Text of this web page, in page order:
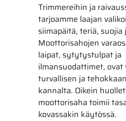
Trimmereihin ja
tarjoamme laajan
siimapäitä, teriä,
Moottorisahojen
laipat, sytytystulpat ja
ilmansuodattimet,
turvallisen ja
kannalta. Oikein
moottorisaha toimii
kovassakin käytössä.